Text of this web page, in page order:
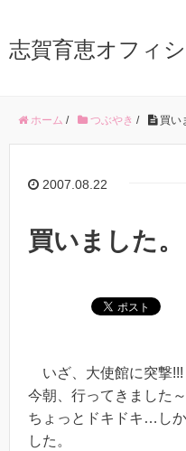
志賀育恵オフィ
ホーム / つぶやき / 買い
2007.08.22
買いました。
いざ、大使館に突撃!!!
今朝、行ってきました～
ちょっとドキドキ…し
した。